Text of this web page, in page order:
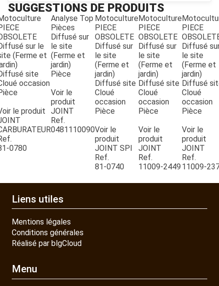
JOUET
ESPACES VERTS
QUAD SSV UTV
PIECES DETACHEES
CONTACT
SUGGESTIONS DE PRODUITS
sur le
(Ferme et
site
occasion
le produit
0780
Analyse Top
Pièces
Diffusé sur
le site
(Ferme et
jardin)
Pièce
Voir le
produit
JOINT
Ref.
0481110090
Motoculture
PIECE
OBSOLETE
Diffusé sur
le site
(Ferme et
jardin)
Diffusé site
Cloué
occasion
Pièce
Voir le
produit
JOINT SPI
Ref.
81-0740
Motoculture
PIECE
OBSOLETE
Diffusé sur
le site
(Ferme et
jardin)
Diffusé site
Cloué
occasion
Pièce
Voir le
produit
JOINT
Ref.
11009-2449
PIECE
Diffusé
le site
(Ferme et
jardin)
Diffusé
Cloué
occasion
Pièce
Voir le
produit
JOINT
Ref.
11009-
Liens utiles
Mentions légales
Conditions générales
Réalisé par blgCloud
Menu